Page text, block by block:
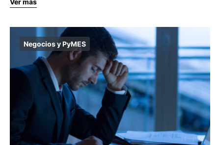
Negocios y PyMES